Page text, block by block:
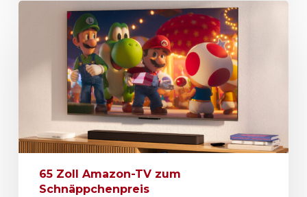
65 Zoll Amazon-TV zum
Schnäppchenpreis